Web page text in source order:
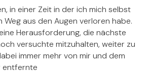
in einer Zeit in der ich mich selbst
Weg aus den Augen verloren habe.
Herausforderung, die nächste
versuchte mitzuhalten, weiter zu
immer mehr von mir und dem
entfernte